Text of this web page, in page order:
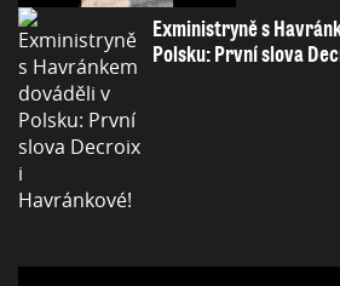
Exministryně s
Polsku: První slova